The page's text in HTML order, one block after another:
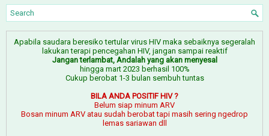
Apabila saudara beresiko tertular virus HIV maka sebaiknya segeralah
lakukan terapi pencegahan HIV, jangan sampai reaktif
Jangan terlambat, Andalah yang akan menyesal
hingga mart 2023 berhasil 100%
Cukup berobat 1-3 bulan sembuh tuntas
BILA ANDA POSITIF HIV ?
Belum siap minum ARV
Bosan minum ARV atau sudah berobat tapi masih sering ngedrop
lemas sariawan dll